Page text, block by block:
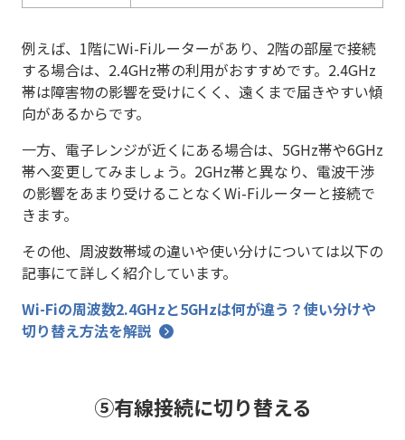
例えば、1階にWi-Fiルーターがあり、2階の部屋で接続
する場合は、2.4GHz帯の利用がおすすめです。2.4GHz
帯は障害物の影響を受けにくく、遠くまで届きやすい傾
向があるからです。
一方、電子レンジが近くにある場合は、5GHz帯や6GHz
帯へ変更してみましょう。2GHz帯と異なり、電波干渉
の影響をあまり受けることなくWi-Fiルーターと接続で
きます。
その他、周波数帯域の違いや使い分けについては以下の
記事にて詳しく紹介しています。
Wi-Fiの周波数2.4GHzと5GHzは何が違う？使い分けや
切り替え方法を解説
⑤有線接続に切り替える